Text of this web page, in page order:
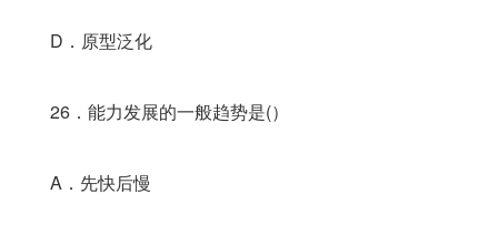
D．原型泛化
26．能力发展的一般趋势是(）
A．先快后慢